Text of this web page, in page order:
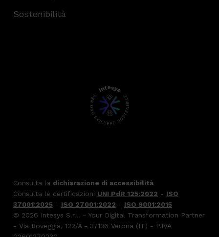
Sostenibilità
Consulta la dichiarazione di accessibilità
Consulta le certificazioni UNI PdR 125:2022 - ISO
37001:2025 - ISO 27001:2022 - ISO 9001:2015
© 2026 Intesys S.r.l. - Your Digital Transformation Partner
- Via Roveggia, 122/A - 37136 Verona (IT) - P.IVA